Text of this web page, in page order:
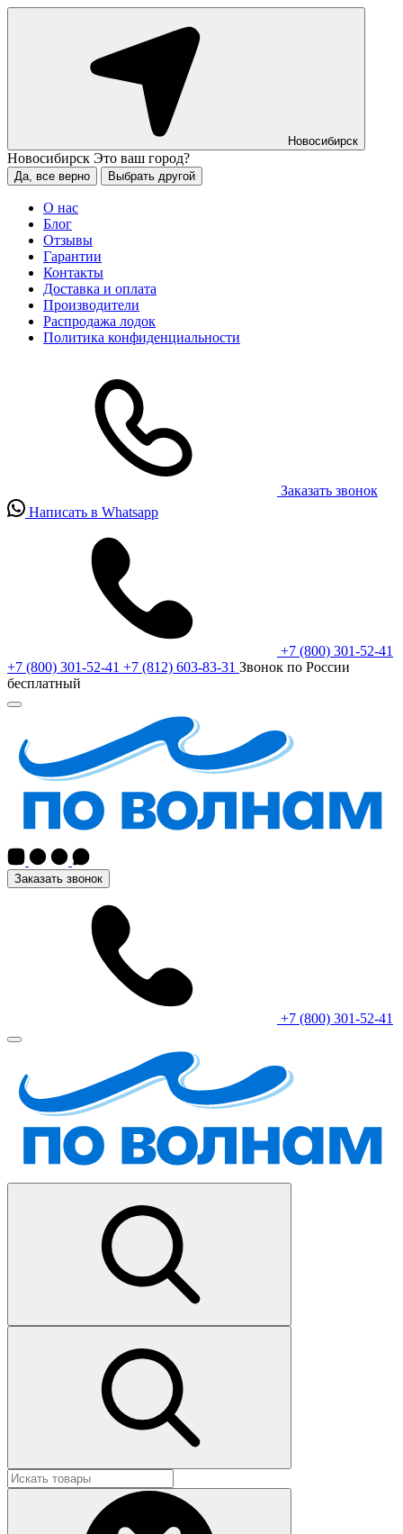
Новосибирск
Новосибирск Это ваш город?
Да, все верно Выбрать другой
О нас
Блог
Отзывы
Гарантии
Контакты
Доставка и оплата
Производители
Распродажа лодок
Политика конфиденциальности
Заказать звонок
Написать в Whatsapp
+7 (800) 301-52-41
+7 (800) 301-52-41 +7 (812) 603-83-31 Звонок по России
бесплатный
Заказать звонок
+7 (800) 301-52-41